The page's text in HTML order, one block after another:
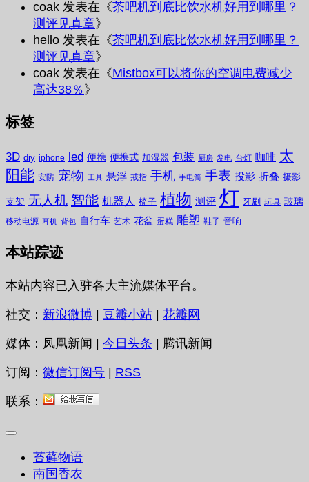
coak 发表在《茶吧机到底比饮水机好用到哪里？
测评见真章》
hello 发表在《茶吧机到底比饮水机好用到哪里？
测评见真章》
coak 发表在《Mistbox可以将你的空调电费减少
高达38％ 》
标签
3D diy iphone led 便携 便携式 加湿器 包装 厨房 发电 台灯 咖啡 太
阳能 安防 宠物 工具 悬浮 戒指 手机 手电筒 手表 投影 折叠 摄影
支架 无人机 智能 机器人 椅子 植物 测评 灯 牙刷 玩具 玻璃
移动电源 耳机 背包 自行车 艺术 花盆 蛋糕 雕塑 鞋子 音响
本站踪迹
本站内容已入驻各大主流媒体平台。
社交： 新浪微博 | 豆瓣小站 | 花瓣网
媒体：凤凰新闻 | 今日头条 | 腾讯新闻
订阅： 微信订阅号 | RSS
联系：
苔藓物语
南国香农